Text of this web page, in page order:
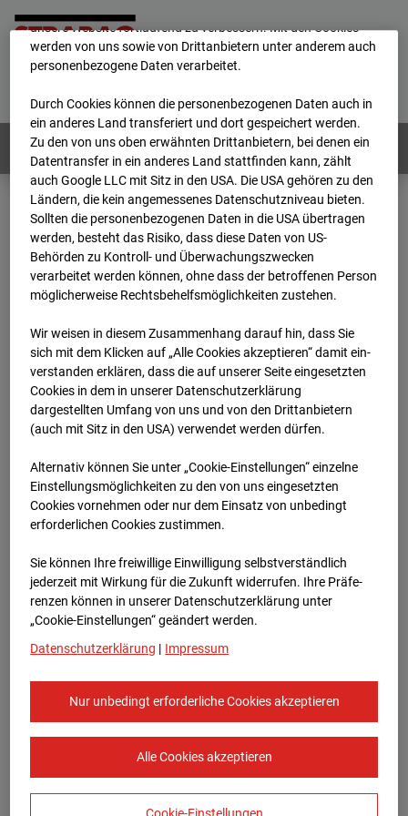
Home E-Mail Impressum
Deutsch / English
Webcams: Alle Länder
Home
Deutschland
BC-145 - BV Wohnquartett Heddesheim
Archiv
2024 01 15 12:18
BC-145 - BV
Wohnquartett
Heddesheim
Heddesheim
Zur Übersicht
Archivdatum: 15.01.2024 12:18,
Europe/Berlin
unsere Website fortlaufend zu verbessern. Mit den Cookies
werden von uns sowie von Drittanbietern unter anderem auch
personenbezogene Daten verarbeitet.
Durch Cookies können die personenbezogenen Daten auch in
ein anderes Land transferiert und dort gespeichert werden.
Zu den von uns oben erwähnten Drittanbietern, bei denen ein
Datentransfer in ein anderes Land stattfinden kann, zählt
auch Google LLC mit Sitz in den USA. Die USA gehören zu den
Ländern, die kein angemessenes Datenschutzniveau bieten.
Sollten die personenbezogenen Daten in die USA übertragen
werden, besteht das Risiko, dass diese Daten von US-
Behörden zu Kontroll- und Überwachungszwecken
verarbeitet werden können, ohne dass der betroffenen Person
möglicherweise Rechtsbehelfsmöglichkeiten zustehen.
Wir weisen in diesem Zusammenhang darauf hin, dass Sie
sich mit dem Klicken auf „Alle Cookies akzeptieren“ damit ein­
ver­standen erklären, dass die auf unserer Seite eingesetzten
Cookies in dem in unserer Datenschutzerklärung
dargestellten Umfang von uns und von den Drittanbietern
(auch mit Sitz in den USA) verwendet werden dürfen.
Alternativ können Sie unter „Cookie-Einstellungen“ einzelne
Einstellungsmöglichkeiten zu den von uns eingesetzten
Cookies vornehmen oder nur dem Einsatz von unbedingt
erforderlichen Cookies zustimmen.
Sie können Ihre freiwillige Einwilligung selbstverständlich
jederzeit mit Wirkung für die Zukunft widerrufen. Ihre Prä­fe­
renzen können in unserer Datenschutzerklärung unter
„Cookie-Einstellungen“ geändert werden.
Datenschutzerklärung | Impressum
Nur unbedingt erforderliche Cookies akzeptieren
Alle Cookies akzeptieren